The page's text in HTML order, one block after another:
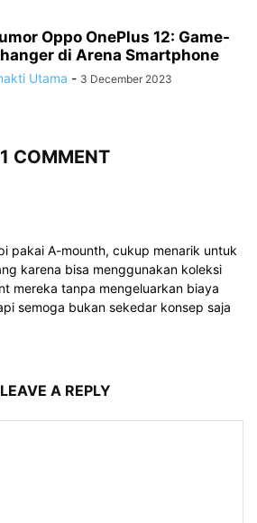
Oppo OnePlus 12: Game-
di Arena Smartphone
Utama - 3 December 2023
1 COMMENT
pakai A-mounth, cukup menarik untuk
karena bisa menggunakan koleksi
mereka tanpa mengeluarkan biaya
semoga bukan sekedar konsep saja
LEAVE A REPLY